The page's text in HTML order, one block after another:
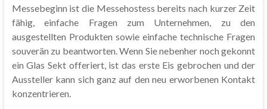
Messebeginn ist die Messehostess bereits nach kurzer Zeit
fähig, einfache Fragen zum Unternehmen, zu den
ausgestellten Produkten sowie einfache technische Fragen
souverän zu beantworten. Wenn Sie nebenher noch gekonnt
ein Glas Sekt offeriert, ist das erste Eis gebrochen und der
Aussteller kann sich ganz auf den neu erworbenen Kontakt
konzentrieren.